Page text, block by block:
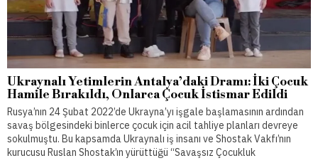
Ukraynalı Yetimlerin Antalya’daki Dramı: İki Çocuk
Hamile Bırakıldı, Onlarca Çocuk İstismar Edildi
Rusya’nın 24 Şubat 2022’de Ukrayna’yı işgale başlamasının ardından
savaş bölgesindeki binlerce çocuk için acil tahliye planları devreye
sokulmuştu. Bu kapsamda Ukraynalı iş insanı ve Shostak Vakfı’nın
kurucusu Ruslan Shostak’ın yürüttüğü “Savaşsız Çocukluk